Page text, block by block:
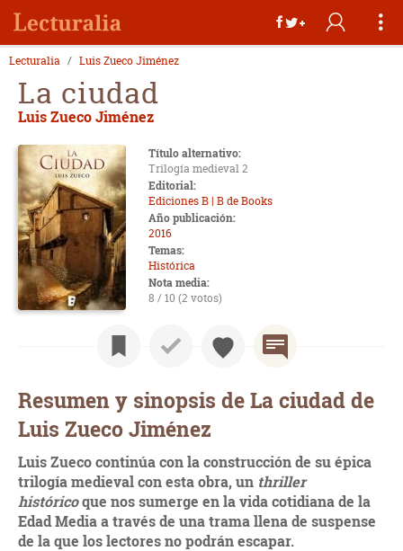
Lecturalia Luis Zueco Jiménez
La ciudad
Luis Zueco Jiménez
Título alternativo:
Trilogía medieval 2
Editorial:
Ediciones B | B de Books
Año publicación:
2016
Temas:
Histórica
Nota media:
8 / 10 (2 votos)
Resumen y sinopsis de La ciudad de
Luis Zueco Jiménez
Luis Zueco continúa con la construcción de su épica
trilogía medieval con esta obra, un thriller
históricoque nos sumerge en la vida cotidiana de la
Edad Media a través de una trama llena de suspense
de la que los lectores no podrán escapar.